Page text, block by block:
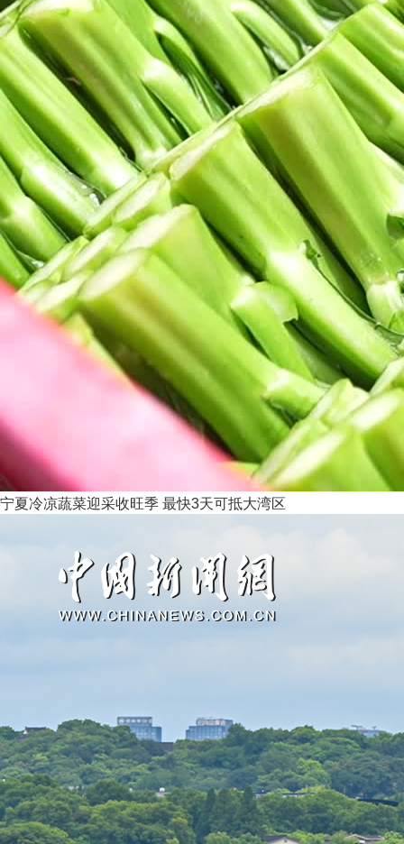
宁夏冷凉蔬菜迎采收旺季 最快3天可抵大湾区